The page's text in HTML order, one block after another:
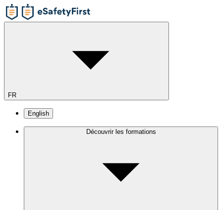
FR
English
Découvrir les formations